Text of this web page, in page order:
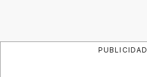
PUBLICIDAD